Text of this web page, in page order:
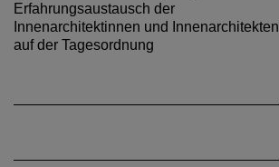
Erfahrungsaustausch der
Innenarchitektinnen und Innenarchitekten
auf der Tagesordnung